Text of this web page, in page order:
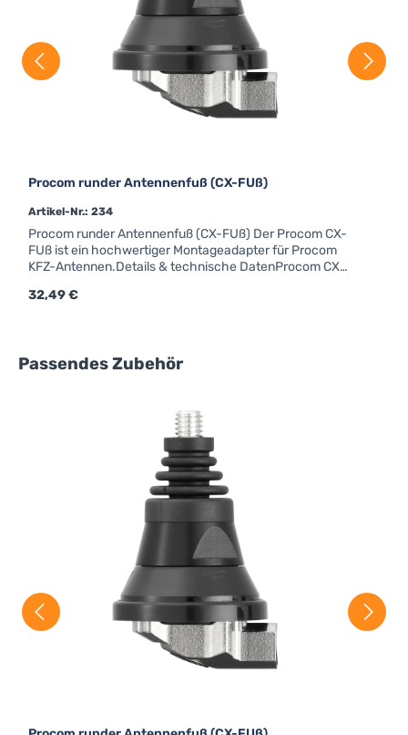
Procom runder Antennenfuß (CX-FUß)
Artikel-Nr.: 234
Procom runder Antennenfuß (CX-FUß) Der Procom CX-
FUß ist ein hochwertiger Montageadapter für Procom
KFZ-Antennen.Details & technische DatenProcom CX-
mit Kennzeichen "X"
Regulärer Preis:
32,49 €
Produktgalerie überspringen
Passendes Zubehör